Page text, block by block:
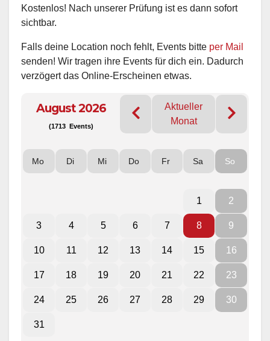
Kostenlos! Nach unserer Prüfung ist es dann sofort
sichtbar.
Falls deine Location noch fehlt, Events bitte per Mail
senden! Wir tragen ihre Events für dich ein. Dadurch
verzögert das Online-Erscheinen etwas.
August 2026
(1713 Events)
Aktueller
Monat
Mo Di Mi Do Fr Sa So
1 2
3 4 5 6 7 8 9
10 11 12 13 14 15 16
17 18 19 20 21 22 23
24 25 26 27 28 29 30
31